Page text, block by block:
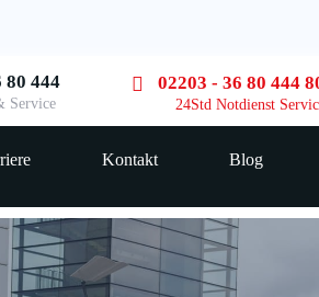
80 444
Service
02203 - 36 80 444
24Std Notdienst
Kontakt Blog